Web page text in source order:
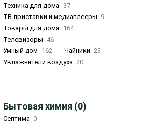
Техника для дома 37
ТВ-приставки и медиаплееры 9
Товары для дома 164
Телевизоры 46
Умный дом 162 Чайники 23
Увлажнители воздуха 20
Бытовая химия (0)
Септима 0